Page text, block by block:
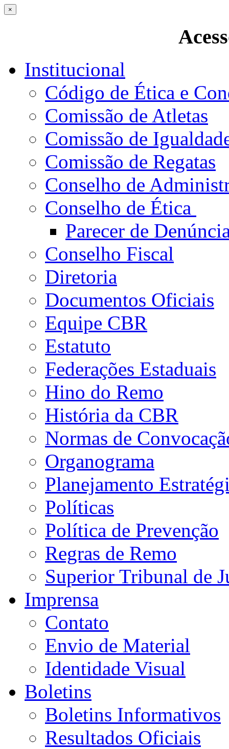
×
Institucional
Código de Ética e
Comissão de Atletas
Comissão de
Comissão de Regatas
Conselho de
Conselho de Ética
Parecer de
Conselho Fiscal
Diretoria
Documentos Oficiais
Equipe CBR
Estatuto
Federações Estaduais
Hino do Remo
História da CBR
Normas de
Organograma
Planejamento
Políticas
Política de Prevenção
Regras de Remo
Superior Tribunal de
Imprensa
Contato
Envio de Material
Identidade Visual
Boletins
Boletins Informativos
Resultados Oficiais